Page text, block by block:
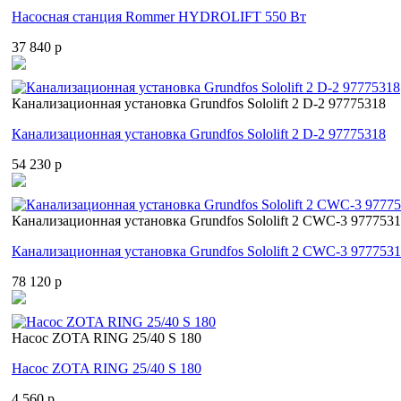
Насосная станция Rommer HYDROLIFT 550 Вт
37 840 p
Канализационная установка Grundfos Sololift 2 D-2 97775318
Канализационная установка Grundfos Sololift 2 D-2 97775318
54 230 p
Канализационная установка Grundfos Sololift 2 CWC-3
Канализационная установка Grundfos Sololift 2 CWC-3
78 120 p
Насос ZOTA RING 25/40 S 180
Насос ZOTA RING 25/40 S 180